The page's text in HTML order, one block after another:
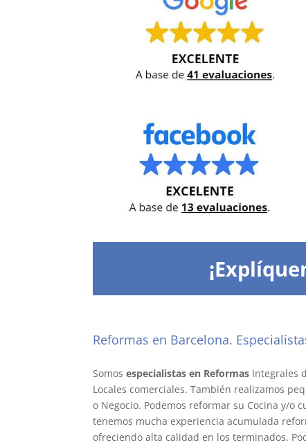
Reformas en Barcelona.
baño Barcelona. reforma Barcelona.
Somosespecialistas en Reformas Integrales
Locales comerciales. También realizamos
o Negocio. Podemos reformar su Cocina y/o
tenemos mucha experiencia acumulada
ofreciendo alta calidad en los terminados.